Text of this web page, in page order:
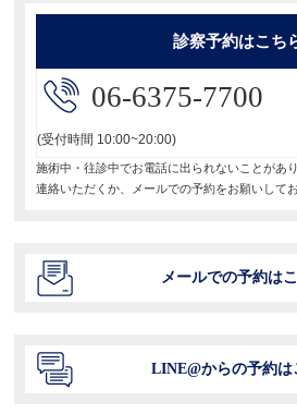
診察予約はこち
06-6375-7700
(受付時間 10:00~20:00)
施術中・往診中でお電話に出られないことがあ
連絡いただくか、メールでの予約をお願いしてお
メールでの予約は
LINE@からの予約は